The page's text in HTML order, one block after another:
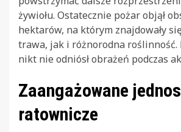
żywiołu. Ostatecznie pożar objął
hektarów, na którym znajdowały
trawa, jak i różnorodna roślinność.
nikt nie odniósł obrażeń podczas
Zaangażowane
ratownicze